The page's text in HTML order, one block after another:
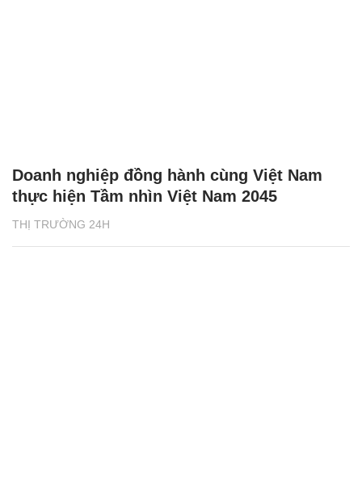
THỊ TRƯỜNG 24H
Doanh nghiệp đồng hành cùng Việt Nam
thực hiện Tầm nhìn Việt Nam 2045